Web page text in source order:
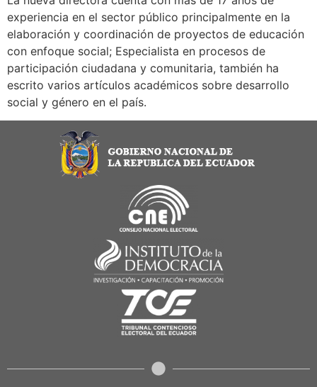
experiencia en el sector público principalmente en la
elaboración y coordinación de proyectos de educación
con enfoque social; Especialista en procesos de
participación ciudadana y comunitaria, también ha
escrito varios artículos académicos sobre desarrollo
social y género en el país.